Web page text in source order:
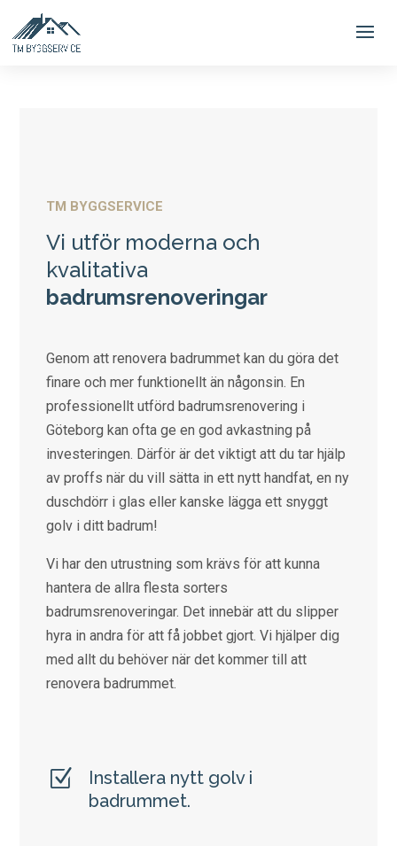
TM BYGGSERVICE
Vi utför moderna och
kvalitativa
badrumsrenoveringar
Genom att renovera badrummet kan du göra det
finare och mer funktionellt än någonsin. En
professionellt utförd badrumsrenovering i
Göteborg kan ofta ge en god avkastning på
investeringen. Därför är det viktigt att du tar hjälp
av proffs när du vill sätta in ett nytt handfat, en ny
duschdörr i glas eller kanske lägga ett snyggt
golv i ditt badrum!
Vi har den utrustning som krävs för att kunna
hantera de allra flesta sorters
badrumsrenoveringar. Det innebär att du slipper
hyra in andra för att få jobbet gjort. Vi hjälper dig
med allt du behöver när det kommer till att
renovera badrummet.
Z
Installera nytt golv i
badrummet.